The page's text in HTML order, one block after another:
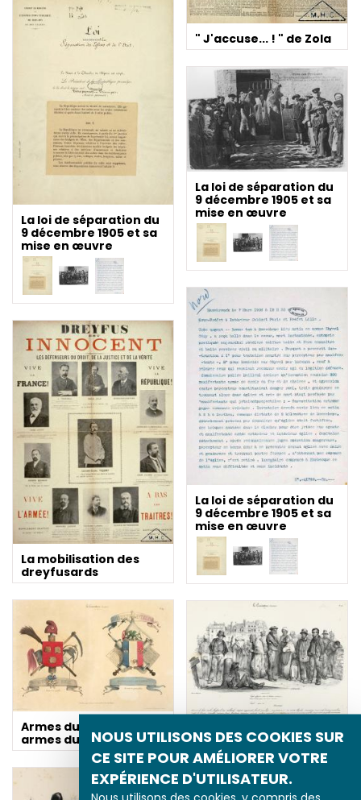
NOUS UTILISONS DES COOKIES SUR
CE SITE POUR AMÉLIORER VOTRE
EXPÉRIENCE D'UTILISATEUR.
Nous utilisons des cookies, y compris des
" J'accuse... ! " de Zola
La loi de séparation du
9 décembre 1905 et sa
mise en œuvre
La loi de séparation du
9 décembre 1905 et sa
mise en œuvre
La loi de séparation du
9 décembre 1905 et sa
mise en œuvre
La mobilisation des
dreyfusards
Armes du peuple,
armes du juste milieu
Le Chômage à Paris et
à Lyon en 1831